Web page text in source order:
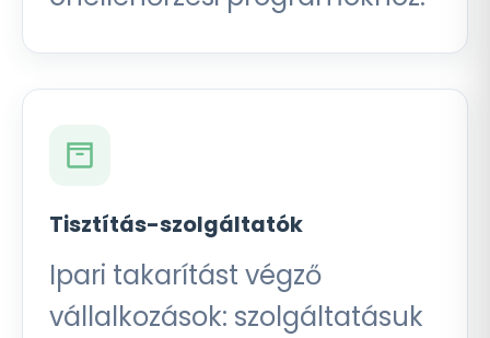
Tisztítás-szolgáltatók
Ipari takarítást végző
vállalkozások: szolgáltatásuk